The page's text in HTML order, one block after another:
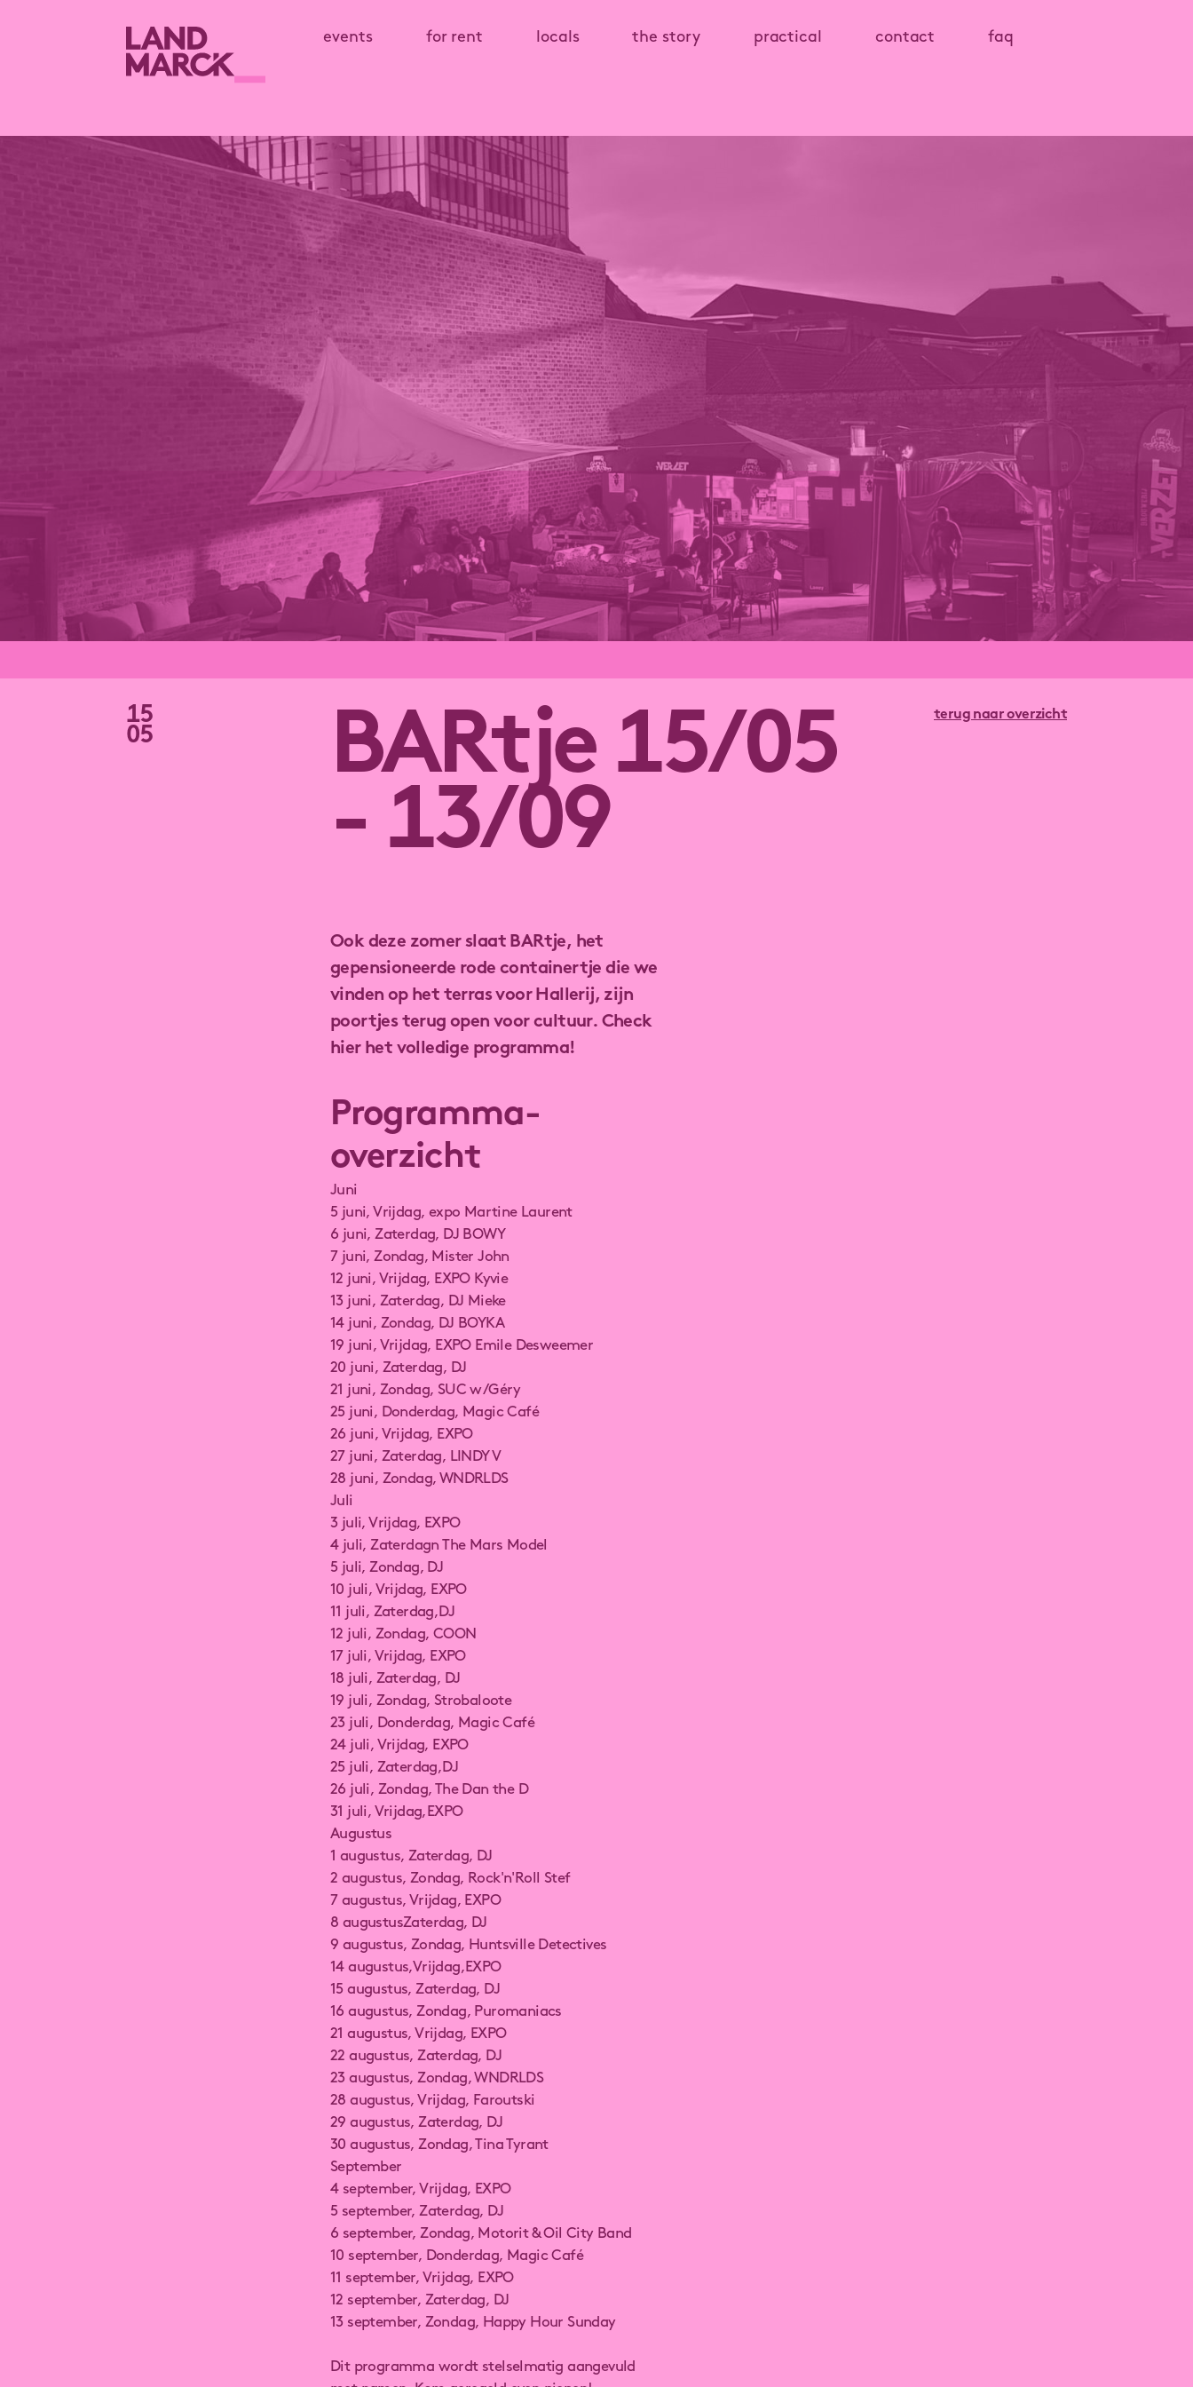
events for rent locals the story practical contact faq
15
05
terug naar overzicht
BARtje 15/05
- 13/09
Ook deze zomer slaat BARtje, het
gepensioneerde rode containertje die we
vinden op het terras voor Hallerij, zijn
poortjes terug open voor cultuur. Check
hier het volledige programma!
Programma-
overzicht
Juni
5 juni, Vrijdag, expo Martine Laurent
6 juni, Zaterdag, DJ BOWY
7 juni, Zondag, Mister John
12 juni, Vrijdag, EXPO Kyvie
13 juni, Zaterdag, DJ Mieke
14 juni, Zondag, DJ BOYKA
19 juni, Vrijdag, EXPO Emile Desweemer
20 juni, Zaterdag, DJ
21 juni, Zondag, SUC w/Géry
25 juni, Donderdag, Magic Café
26 juni, Vrijdag, EXPO
27 juni, Zaterdag, LINDY V
28 juni, Zondag, WNDRLDS
Juli
3 juli, Vrijdag, EXPO
4 juli, Zaterdagn The Mars Model
5 juli, Zondag, DJ
10 juli, Vrijdag, EXPO
11 juli, Zaterdag,DJ
12 juli, Zondag, COON
17 juli, Vrijdag, EXPO
18 juli, Zaterdag, DJ
19 juli, Zondag, Strobaloote
23 juli, Donderdag, Magic Café
24 juli, Vrijdag, EXPO
25 juli, Zaterdag,DJ
26 juli, Zondag, The Dan the D
31 juli, Vrijdag,EXPO
Augustus
1 augustus, Zaterdag, DJ
2 augustus, Zondag, Rock'n'Roll Stef
7 augustus, Vrijdag, EXPO
8 augustusZaterdag, DJ
9 augustus, Zondag, Huntsville Detectives
14 augustus,Vrijdag,EXPO
15 augustus, Zaterdag, DJ
16 augustus, Zondag, Puromaniacs
21 augustus, Vrijdag, EXPO
22 augustus, Zaterdag, DJ
23 augustus, Zondag, WNDRLDS
28 augustus, Vrijdag, Faroutski
29 augustus, Zaterdag, DJ
30 augustus, Zondag, Tina Tyrant
September
4 september, Vrijdag, EXPO
5 september, Zaterdag, DJ
6 september, Zondag, Motorit & Oil City Band
10 september, Donderdag, Magic Café
11 september, Vrijdag, EXPO
12 september, Zaterdag, DJ
13 september, Zondag, Happy Hour Sunday
Dit programma wordt stelselmatig aangevuld